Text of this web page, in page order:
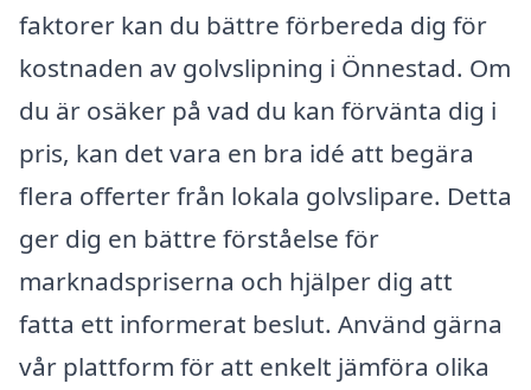
faktorer kan du bättre förbereda dig för
kostnaden av golvslipning i Önnestad. Om
du är osäker på vad du kan förvänta dig i
pris, kan det vara en bra idé att begära
flera offerter från lokala golvslipare. Detta
ger dig en bättre förståelse för
marknadspriserna och hjälper dig att
fatta ett informerat beslut. Använd gärna
vår plattform för att enkelt jämföra olika